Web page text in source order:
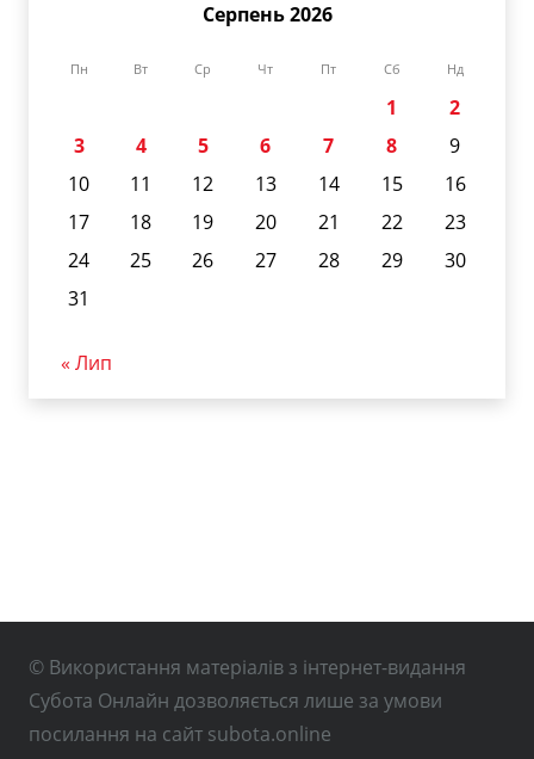
Серпень 2026
Пн Вт Ср Чт Пт Сб Нд
1
2
3
4 5 6 7 8
9
10
11 12 13 14 15
16
17
18 19 20 21 22
23
24
25 26 27 28 29
30
31
« Лип
© Використання матеріалів з інтернет-видання
Субота Онлайн дозволяється лише за умови
посилання на сайт subota.online